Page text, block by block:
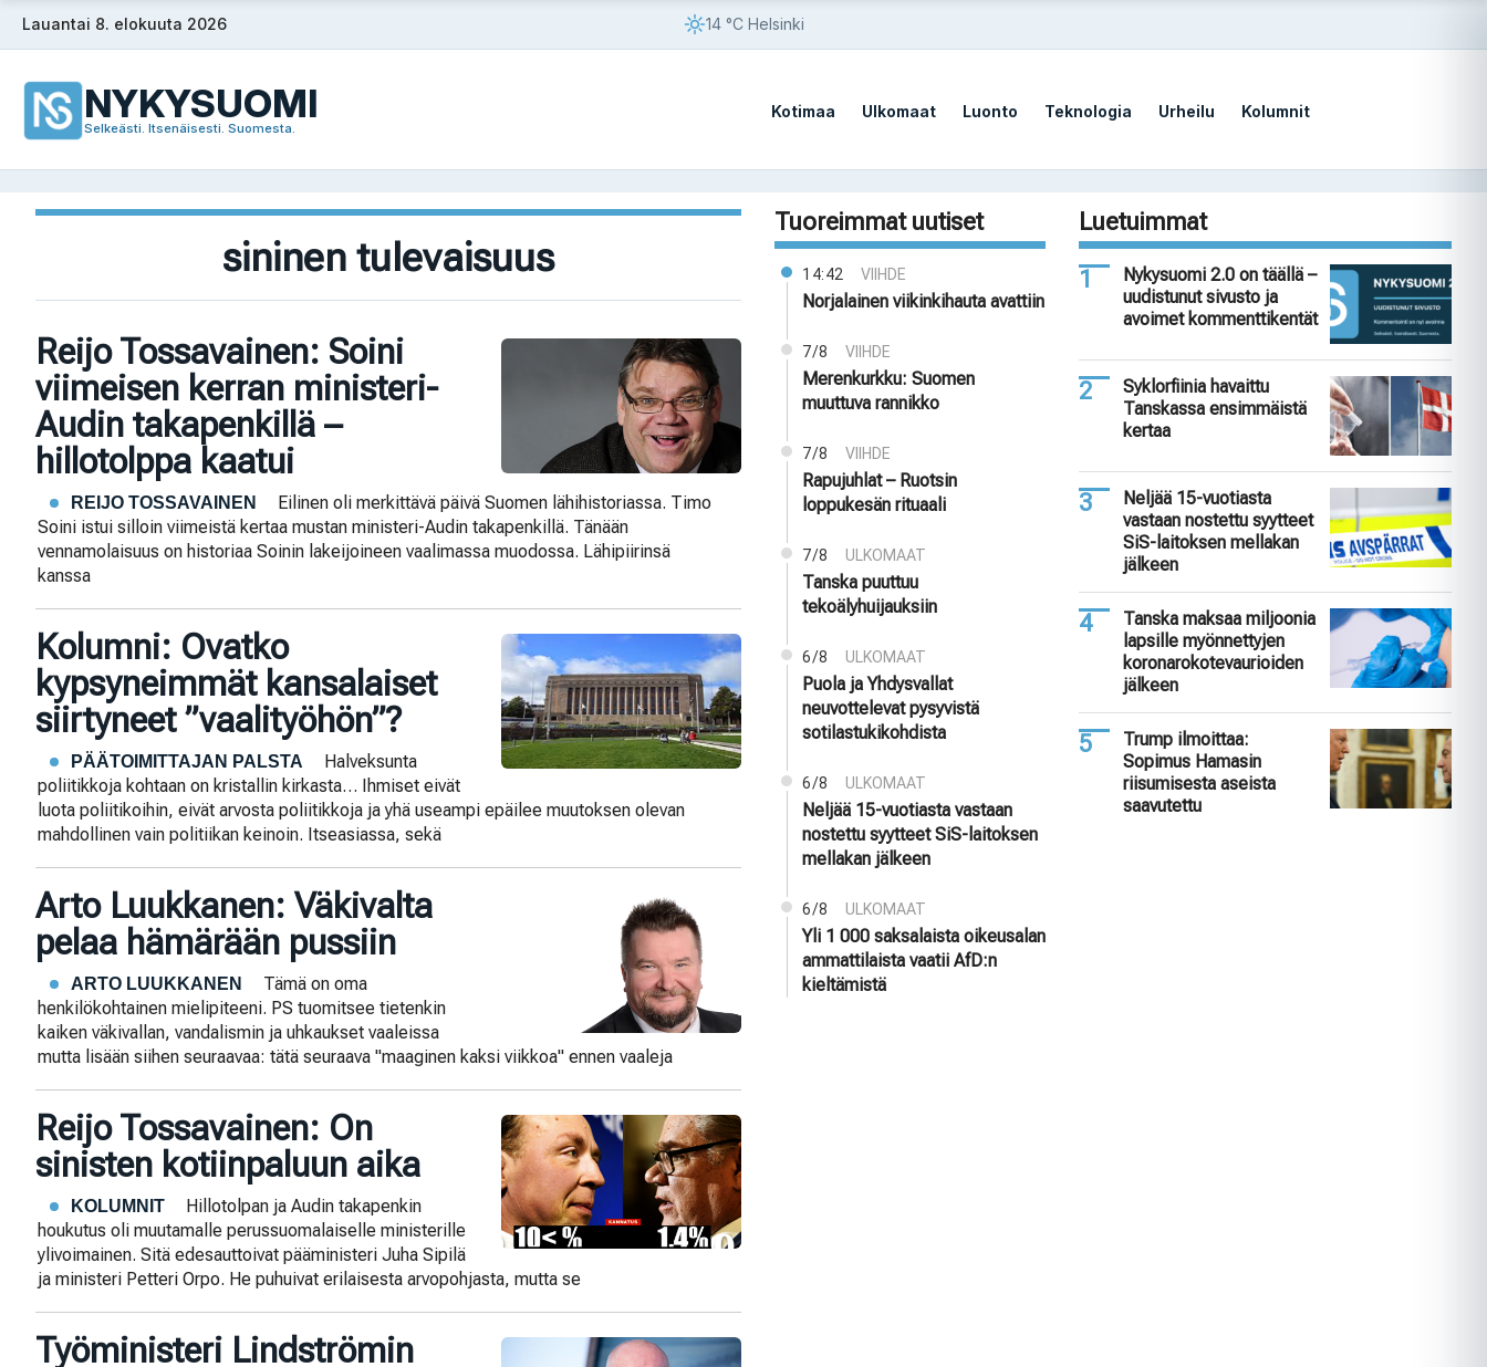
SiirryLauantai 8. elokuuta 2026 14 °C Helsinki
NYKYSUOMI
Selkeästi. Itsenäisesti. Suomesta.
Kotimaa Ulkomaat Luonto Teknologia Urheilu Kolumnit
sininen tulevaisuus
Reijo Tossavainen: Soini
viimeisen kerran ministeri-
Audin takapenkillä –
hillotolppa kaatui
REIJO TOSSAVAINEN
Eilinen oli merkittävä päivä Suomen lähihistoriassa. Timo
Soini istui silloin viimeistä kertaa mustan ministeri-Audin takapenkillä. Tänään
vennamolaisuus on historiaa Soinin lakeijoineen vaalimassa muodossa. Lähipiirinsä
kanssa
Kolumni: Ovatko
kypsyneimmät kansalaiset
siirtyneet ”vaalityöhön”?
PÄÄTOIMITTAJAN PALSTA
Halveksunta
poliitikkoja kohtaan on kristallin kirkasta… Ihmiset eivät
luota poliitikoihin, eivät arvosta poliitikkoja ja yhä useampi epäilee muutoksen olevan
mahdollinen vain politiikan keinoin. Itseasiassa, sekä
Arto Luukkanen: Väkivalta
pelaa hämärään pussiin
ARTO LUUKKANEN
Tämä on oma
henkilökohtainen mielipiteeni. PS tuomitsee tietenkin
kaiken väkivallan, vandalismin ja uhkaukset vaaleissa
mutta lisään siihen seuraavaa: tätä seuraava "maaginen kaksi viikkoa" ennen vaaleja
Reijo Tossavainen: On
sinisten kotiinpaluun aika
KOLUMNIT
Hillotolpan ja Audin takapenkin
houkutus oli muutamalle perussuomalaiselle ministerille
ylivoimainen. Sitä edesauttoivat pääministeri Juha Sipilä
ja ministeri Petteri Orpo. He puhuivat erilaisesta arvopohjasta, mutta se
Työministeri Lindströmin
Tuoreimmat uutiset
14:42 VIIHDE
Norjalainen viikinkihauta avattiin
7/8 VIIHDE
Merenkurkku: Suomen
muuttuva rannikko
7/8 VIIHDE
Rapujuhlat – Ruotsin
loppukesän rituaali
7/8 ULKOMAAT
Tanska puuttuu
tekoälyhuijauksiin
6/8 ULKOMAAT
Puola ja Yhdysvallat
neuvottelevat pysyvistä
sotilastukikohdista
6/8 ULKOMAAT
Neljää 15-vuotiasta vastaan
nostettu syytteet SiS-laitoksen
mellakan jälkeen
6/8 ULKOMAAT
Yli 1 000 saksalaista oikeusalan
ammattilaista vaatii AfD:n
kieltämistä
Luetuimmat
Nykysuomi 2.0 on täällä –
uudistunut sivusto ja
avoimet kommenttikentät
Syklorfiinia havaittu
Tanskassa ensimmäistä
kertaa
Neljää 15-vuotiasta
vastaan nostettu syytteet
SiS-laitoksen mellakan
jälkeen
Tanska maksaa miljoonia
lapsille myönnettyjen
koronarokotevaurioiden
jälkeen
Trump ilmoittaa:
Sopimus Hamasin
riisumisesta aseista
saavutettu